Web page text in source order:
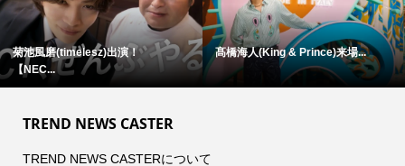
髙橋海人(King & Prince)来場...
『手越祐也 LIVE TOUR 2026
SUPER...
TREND NEWS CASTER
TREND NEWS CASTERについて